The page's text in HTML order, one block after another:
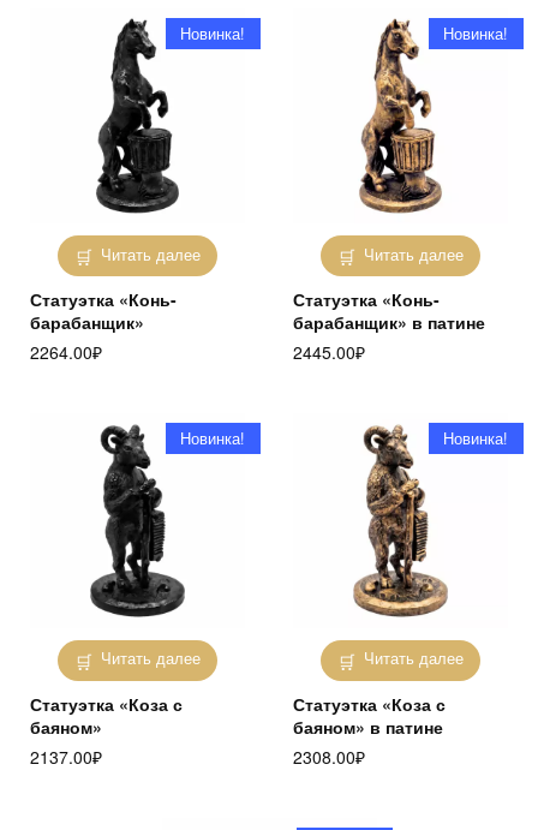
Читать далее
Новинка!
Статуэтка «Конь-
барабанщик»
2264.00₽
Читать далее
Новинка!
Статуэтка «Конь-
барабанщик» в патине
2445.00₽
Читать далее
Новинка!
Статуэтка «Коза с
баяном»
2137.00₽
Читать далее
Новинка!
Статуэтка «Коза с
баяном» в патине
2308.00₽